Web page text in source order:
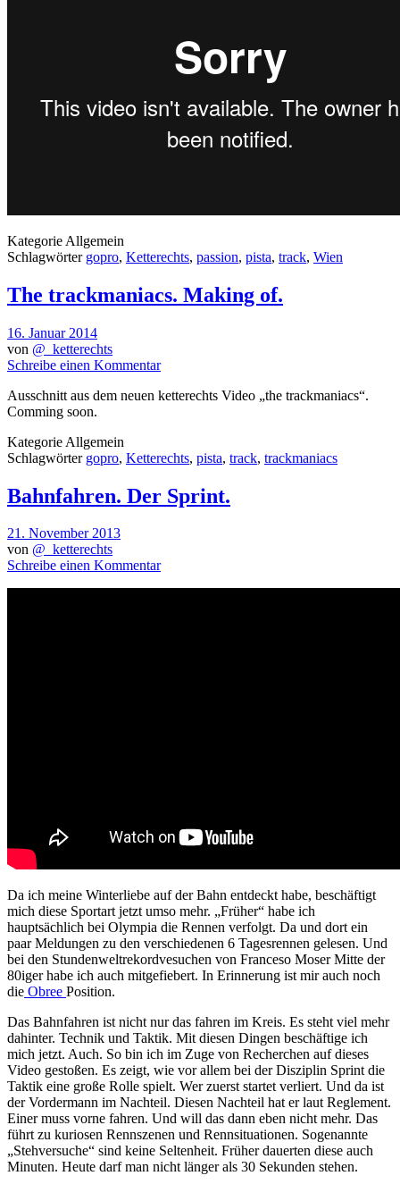
Kategorie Allgemein
Schlagwörter gopro, Ketterechts, passion, pista, track, Wien
The trackmaniacs. Making of.
16. Januar 2014
von @_ketterechts
Schreibe einen Kommentar
Ausschnitt aus dem neuen ketterechts Video „the trackmaniacs“.
Comming soon.
Kategorie Allgemein
Schlagwörter gopro, Ketterechts, pista, track, trackmaniacs
Bahnfahren. Der Sprint.
21. November 2013
von @_ketterechts
Schreibe einen Kommentar
Da ich meine Winterliebe auf der Bahn entdeckt habe, beschäftigt
mich diese Sportart jetzt umso mehr. „Früher“ habe ich
hauptsächlich bei Olympia die Rennen verfolgt. Da und dort ein
paar Meldungen zu den verschiedenen 6 Tagesrennen gelesen. Und
bei den Stundenweltrekordvesuchen von Franceso Moser Mitte der
80iger habe ich auch mitgefiebert. In Erinnerung ist mir auch noch
die Obree Position.
Das Bahnfahren ist nicht nur das fahren im Kreis. Es steht viel mehr
dahinter. Technik und Taktik. Mit diesen Dingen beschäftige ich
mich jetzt. Auch. So bin ich im Zuge von Recherchen auf dieses
Video gestoßen. Es zeigt, wie vor allem bei der Disziplin Sprint die
Taktik eine große Rolle spielt. Wer zuerst startet verliert. Und da ist
der Vordermann im Nachteil. Diesen Nachteil hat er laut Reglement.
Einer muss vorne fahren. Und will das dann eben nicht mehr. Das
führt zu kuriosen Rennszenen und Rennsituationen. Sogenannte
„Stehversuche“ sind keine Seltenheit. Früher dauerten diese auch
Minuten. Heute darf man nicht länger als 30 Sekunden stehen.